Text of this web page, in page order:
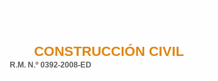
CONSTRUCCIÓN CIVIL
R.M. N.º 0392-2008-ED